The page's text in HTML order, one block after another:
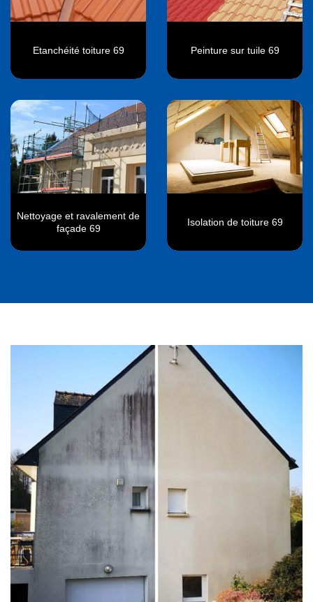
Etanchéité toiture 69 Peinture sur tuile 69
Nettoyage et ravalement de
façade 69
Isolation de toiture 69